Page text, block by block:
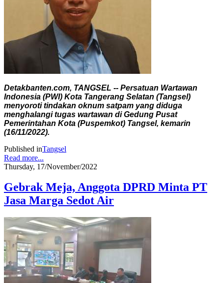
Detakbanten.com, TANGSEL -- Persatuan Wartawan
Indonesia (PWI) Kota Tangerang Selatan (Tangsel)
menyoroti tindakan oknum satpam yang diduga
menghalangi tugas wartawan di Gedung Pusat
Pemerintahan Kota (Puspemkot) Tangsel, kemarin
(16/11/2022).
Published inTangsel
Read more...
Thursday, 17/November/2022
Gebrak Meja, Anggota DPRD Minta PT
Jasa Marga Sedot Air